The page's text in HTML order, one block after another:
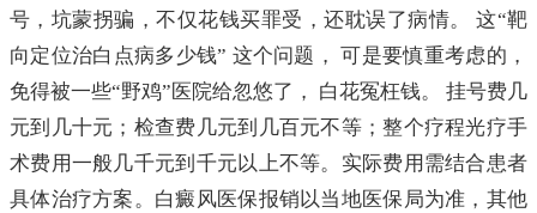
号，坑蒙拐骗，不仅花钱买罪受，还耽误了病情。 这“靶
向定位治白点病多少钱” 这个问题， 可是要慎重考虑的，
免得被一些“野鸡”医院给忽悠了， 白花冤枉钱。 挂号费几
元到几十元；检查费几元到几百元不等；整个疗程光疗手
术费用一般几千元到千元以上不等。实际费用需结合患者
具体治疗方案。白癜风医保报销以当地医保局为准，其他